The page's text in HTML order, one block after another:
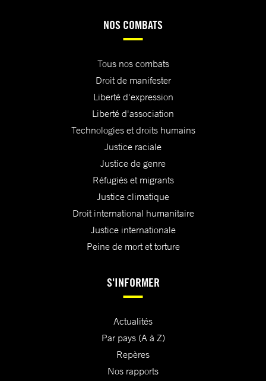
NOS COMBATS
Tous nos combats
Droit de manifester
Liberté d'expression
Liberté d'association
Technologies et droits humains
Justice raciale
Justice de genre
Réfugiés et migrants
Justice climatique
Droit international humanitaire
Justice internationale
Peine de mort et torture
S'INFORMER
Actualités
Par pays (A à Z)
Repères
Nos rapports